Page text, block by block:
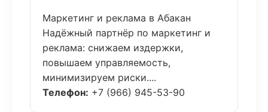
Маркетинг и реклама в Абакан
Надёжный партнёр по маркетинг и
реклама: снижаем издержки,
повышаем управляемость,
минимизируем риски....
Телефон: +7 (966) 945-53-90